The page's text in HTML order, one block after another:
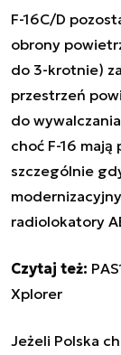
F-16C/D
obrony
do 3-krotnie)
przestrzeń
do
choć F-16
szczególnie
radiolokatory
Czytaj też:
Xplorer
Jeżeli Polska